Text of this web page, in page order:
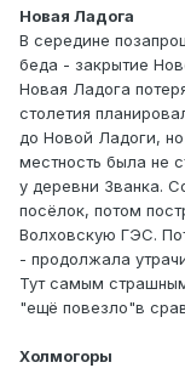
Новая Ладога
В середине
беда - закрытие
Новая Ладога
столетия
до Новой Ладоги,
местность была не
у деревни Званка.
посёлок, потом
Волховскую ГЭС.
- продолжала
Тут самым
"ещё повезло"в
Холмогоры